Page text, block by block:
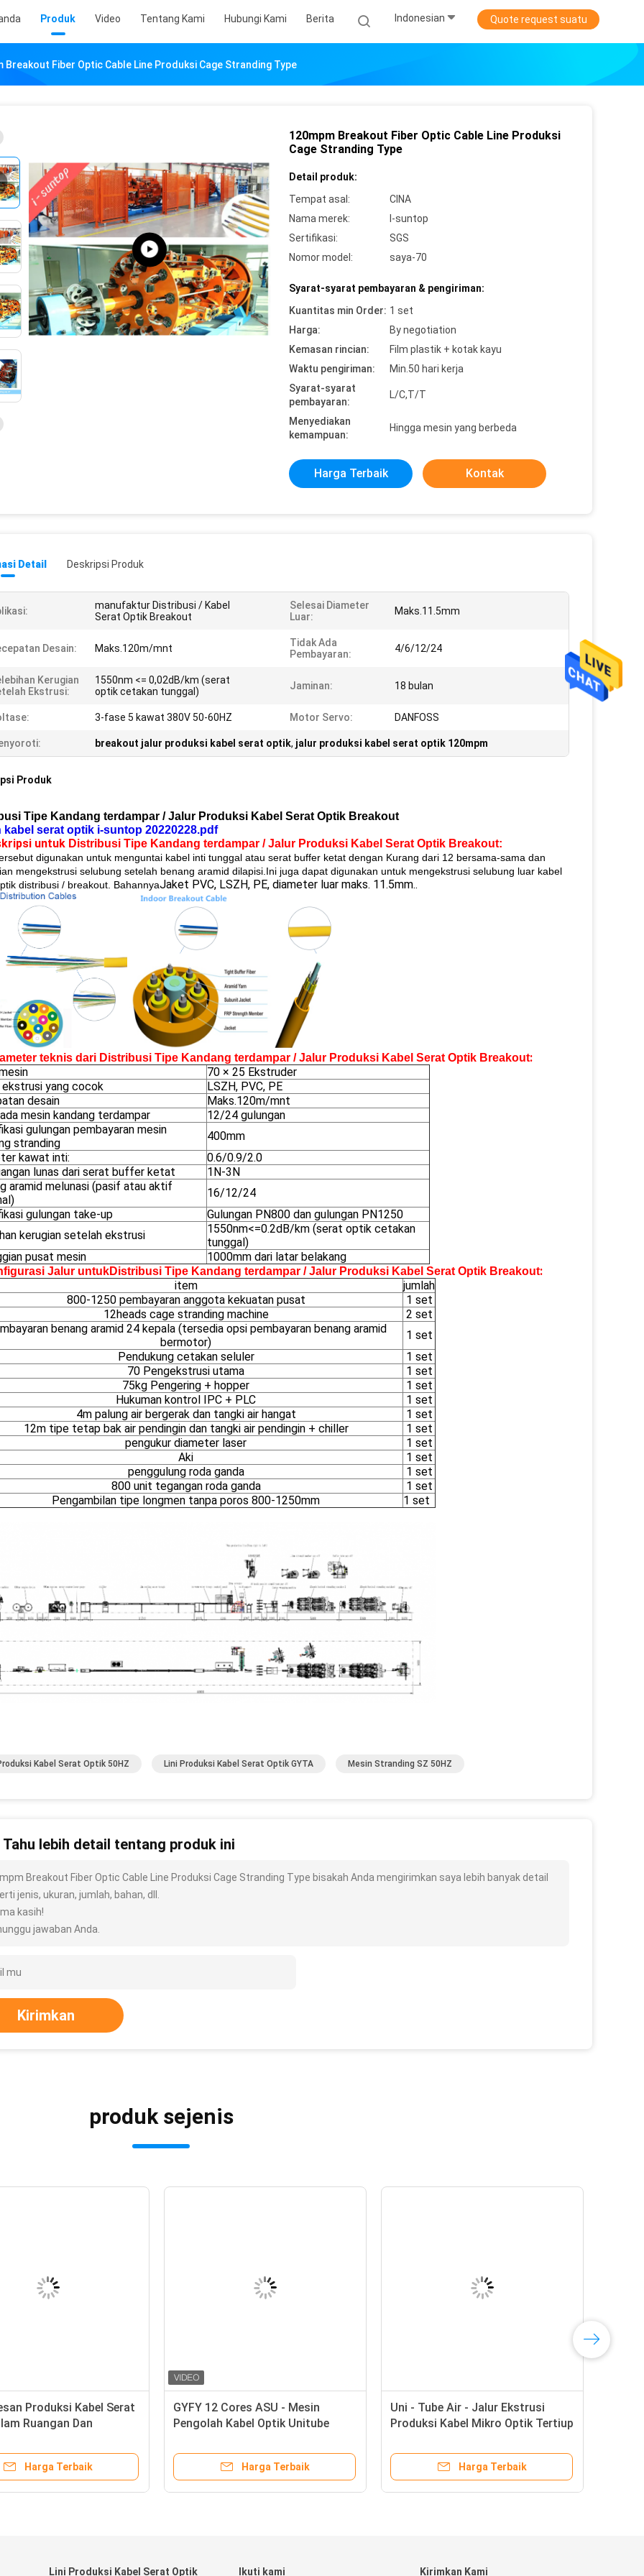
Produk Video Tentang Kami Hubungi Kami Berita Indonesian Quote request suatu
Breakout Fiber Optic Cable Line Produksi Cage Stranding Type
120mpm Breakout Fiber Optic Cable Line Produksi
Cage Stranding Type
Detail produk:
Tempat asal:
CINA
Nama merek:
I-suntop
Sertifikasi:
SGS
Nomor model:
saya-70
Syarat-syarat pembayaran & pengiriman:
Kuantitas min Order: 1 set
Harga:
By negotiation
Kemasan rincian:
Film plastik + kotak kayu
Waktu pengiriman:
Min.50 hari kerja
Syarat-syarat
pembayaran:
L/C,T/T
Menyediakan
kemampuan:
Hingga mesin yang berbeda
Harga Terbaik Kontak
Detail Deskripsi Produk
manufaktur Distribusi / Kabel
Serat Optik Breakout
Selesai Diameter
Luar:
Maks.11.5mm
Desain: Maks.120m/mnt
Tidak Ada
Pembayaran:
4/6/12/24
Kerugian
Ekstrusi:
1550nm <= 0,02dB/km (serat
optik cetakan tunggal)
Jaminan: 18 bulan
3-fase 5 kawat 380V 50-60HZ Motor Servo: DANFOSS
breakout jalur produksi kabel serat optik, jalur produksi kabel serat optik 120mpm
Produk
Tipe Kandang terdampar / Jalur Produksi Kabel Serat Optik Breakout
kabel serat optik i-suntop 20220228.pdf
untuk Distribusi Tipe Kandang terdampar / Jalur Produksi Kabel Serat Optik Breakout:
digunakan untuk menguntai kabel inti tunggal atau serat buffer ketat dengan Kurang dari 12 bersama-sama dan
mengekstrusi selubung setelah benang aramid dilapisi.Ini juga dapat digunakan untuk mengekstrusi selubung luar kabel
distribusi / breakout. BahannyaJaket PVC, LSZH, PE, diameter luar maks. 11.5mm..
teknis dari Distribusi Tipe Kandang terdampar / Jalur Produksi Kabel Serat Optik Breakout:
70 × 25 Ekstruder
ekstrusi yang cocok
LSZH, PVC, PE
desain
Maks.120m/mnt
mesin kandang terdampar
12/24 gulungan
gulungan pembayaran mesin
stranding
400mm
kawat inti:
0.6/0.9/2.0
lunas dari serat buffer ketat
1N-3N
aramid melunasi (pasif atau aktif
16/12/24
gulungan take-up
Gulungan PN800 dan gulungan PN1250
kerugian setelah ekstrusi
1550nm<=0.2dB/km (serat optik cetakan
tunggal)
pusat mesin
1000mm dari latar belakang
Jalur untukDistribusi Tipe Kandang terdampar / Jalur Produksi Kabel Serat Optik Breakout:
item
jumlah
800-1250 pembayaran anggota kekuatan pusat
1 set
12heads cage stranding machine
2 set
benang aramid 24 kepala (tersedia opsi pembayaran benang aramid
bermotor)
1 set
Pendukung cetakan seluler
1 set
70 Pengekstrusi utama
1 set
75kg Pengering + hopper
1 set
Hukuman kontrol IPC + PLC
1 set
4m palung air bergerak dan tangki air hangat
1 set
12m tipe tetap bak air pendingin dan tangki air pendingin + chiller
1 set
pengukur diameter laser
1 set
Aki
1 set
penggulung roda ganda
1 set
800 unit tegangan roda ganda
1 set
Pengambilan tipe longmen tanpa poros 800-1250mm
1 set
Kabel Serat Optik 50HZ Lini Produksi Kabel Serat Optik GYTA Mesin Stranding SZ 50HZ
Tahu lebih detail tentang produk ini
Breakout Fiber Optic Cable Line Produksi Cage Stranding Type bisakah Anda mengirimkan saya lebih banyak detail
jenis, ukuran, jumlah, bahan, dll.
kasih!
jawaban Anda.
Kirimkan
produk sejenis
Produksi Kabel Serat
Ruangan Dan
Harga Terbaik
GYFY 12 Cores ASU - Mesin
Pengolah Kabel Optik Unitube
Harga Terbaik
Uni - Tube Air - Jalur Ekstrusi
Produksi Kabel Mikro Optik Tertiup
Harga Terbaik
Lini Produksi Kabel Serat Optik Ikuti kami Kirimkan Kami